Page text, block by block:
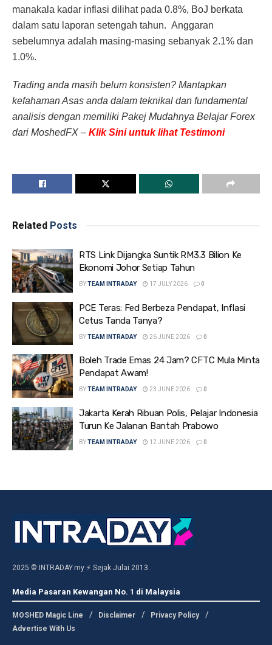
manakala kadar inflasi dilihat pada 0.8%, BoJ berkata
dalam satu laporan setengah tahun. Anggaran
sebelumnya adalah masing-masing sebanyak 2.1% dan
1.0%.
Trading anda masih belum konsisten? Mantapkan
kefahaman Asas anda dalam teknikal dan fundamental
analisis dengan memiliki Pakej Mudahnya Belajar Forex
dari MoshedFX – Klik Sini untuk lihat Testimoni
Related Posts
RTS Link Dijangka Suntik RM3.3 Bilion Ke
Ekonomi Johor Setiap Tahun
BYTEAM INTRADAY 17 JULY 2026 0
PCE Teras: Fed Berbeza Pendapat, Inflasi
Cetus Tanda Tanya?
BYTEAM INTRADAY 26 JUNE 2026 0
Boleh Trade Emas 24 Jam? CFTC Mula Minta
Pendapat Awam!
BYTEAM INTRADAY 23 JUNE 2026 0
Jakarta Kerah Ribuan Polis, Pelajar Indonesia
Turun Ke Jalanan Bantah Prabowo
BYTEAM INTRADAY 12 JUNE 2026 0
2025 © INTRADAY.my ⚡ Sejak Julai 2013.
Media Pasaran Kewangan No. 1 di Malaysia
MOSHED Magic Line Disclaimer
Privacy Policy
Advertise With Us